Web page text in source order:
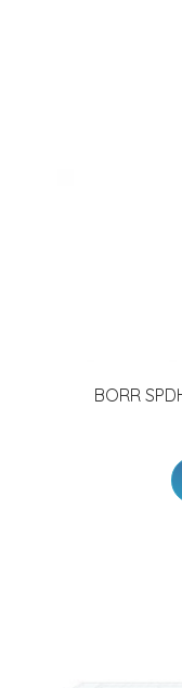
BORR